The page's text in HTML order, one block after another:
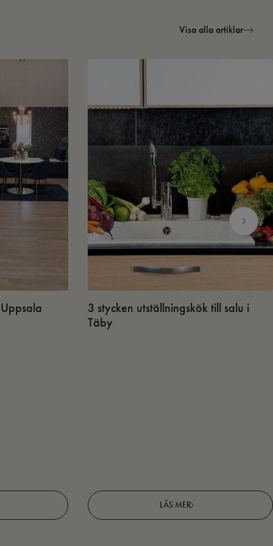
Visa alla artiklar
3 stycken utställningskök till salu i
Täby
LÄS MER